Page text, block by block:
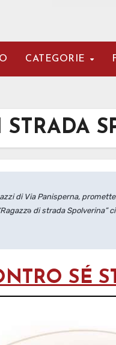
CATEGORIE
di Via Panisperna,
ə di strada Spolverina”
SÉ